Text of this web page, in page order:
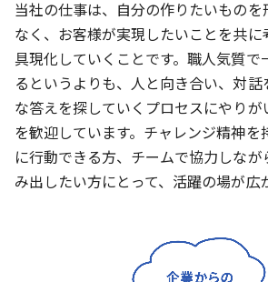
当社の仕事は、自分の作りたいもの
なく、お客様が実現したいことを共に
具現化していくことです。職人気質で
るというよりも、人と向き合い、対
な答えを探していくプロセスにやり
を歓迎しています。チャレンジ精神を
に行動できる方、チームで協力しな
み出したい方にとって、活躍の場が広